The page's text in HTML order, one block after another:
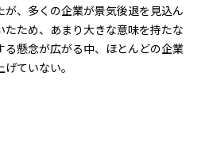
、多くの企業が景気後退を見込ん
ため、あまり大きな意味を持たな
る懸念が広がる中、ほとんどの企業
ていない。